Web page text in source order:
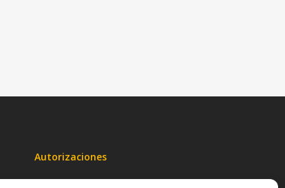
Autorizaciones